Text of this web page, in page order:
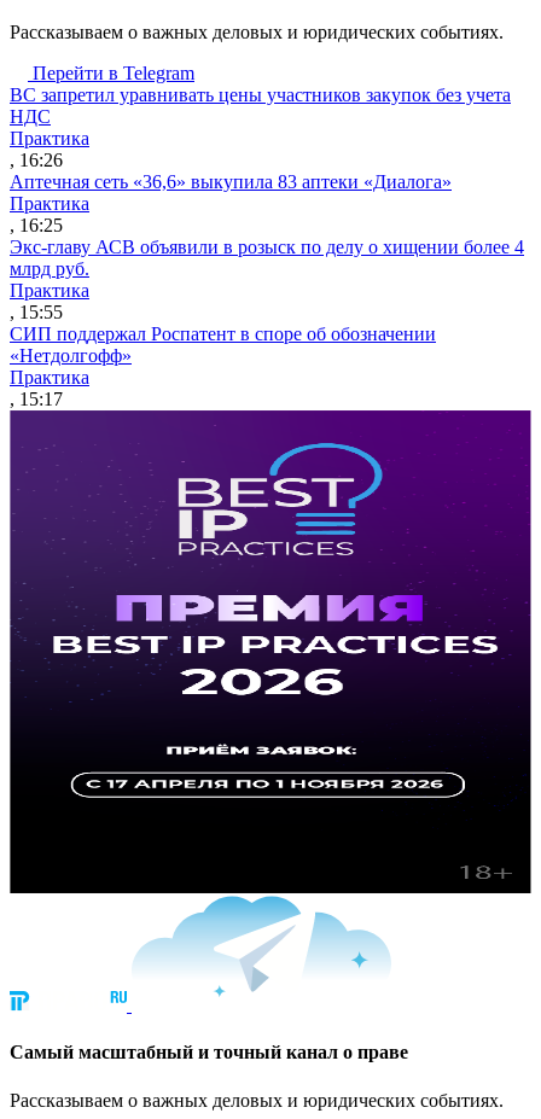
Рассказываем о важных деловых и юридических событиях.
Перейти в Telegram
ВС запретил уравнивать цены участников закупок без учета
НДС
Практика
, 16:26
Аптечная сеть «36,6» выкупила 83 аптеки «Диалога»
Практика
, 16:25
Экс-главу АСВ объявили в розыск по делу о хищении более 4
млрд руб.
Практика
, 15:55
СИП поддержал Роспатент в споре об обозначении
«Нетдолгофф»
Практика
, 15:17
Cамый масштабный и точный канал о праве
Рассказываем о важных деловых и юридических событиях.